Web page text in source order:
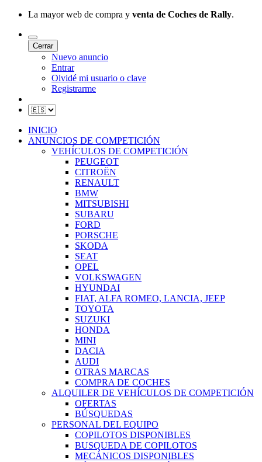
La mayor web de compra y venta de Coches de Rally.
Cerrar
Nuevo anuncio
Entrar
Olvidé mi usuario o clave
Registrarme
INICIO
ANUNCIOS DE COMPETICIÓN
VEHÍCULOS DE COMPETICIÓN
PEUGEOT
CITROËN
RENAULT
BMW
MITSUBISHI
SUBARU
FORD
PORSCHE
SKODA
SEAT
OPEL
VOLKSWAGEN
HYUNDAI
FIAT, ALFA ROMEO, LANCIA, JEEP
TOYOTA
SUZUKI
HONDA
MINI
DACIA
AUDI
OTRAS MARCAS
COMPRA DE COCHES
ALQUILER DE VEHÍCULOS DE COMPETICIÓN
OFERTAS
BÚSQUEDAS
PERSONAL DEL EQUIPO
COPILOTOS DISPONIBLES
BUSQUEDA DE COPILOTOS
MECÁNICOS DISPONIBLES